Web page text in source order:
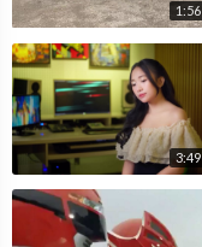
1:56
3:49